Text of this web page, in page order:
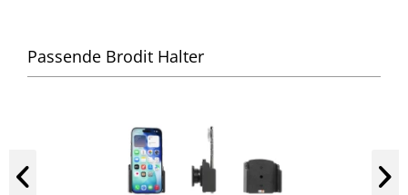
Passende Brodit Halter